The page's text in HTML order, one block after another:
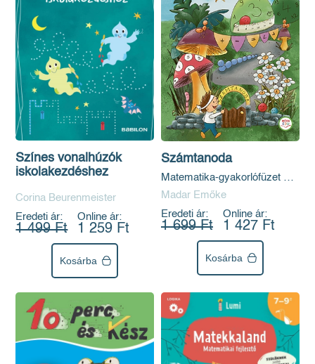
Színes vonalhúzók
iskolakezdéshez
Corina Beurenmeister
Eredeti ár:
1 499 Ft
Online ár:
1 259 Ft
Kosárba
Számtanoda
Matematika-gyakorlófüzet 1.
osztályosoknak
Madar Emőke
Eredeti ár:
1 699 Ft
Online ár:
1 427 Ft
Kosárba